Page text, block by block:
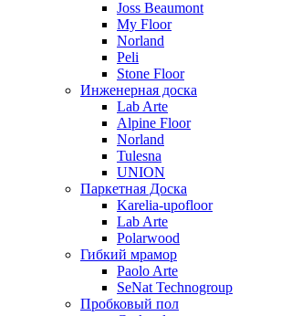
Joss Beaumont
My Floor
Norland
Peli
Stone Floor
Инженерная доска
Lab Arte
Alpine Floor
Norland
Tulesna
UNION
Паркетная Доска
Karelia-upofloor
Lab Arte
Polarwood
Гибкий мрамор
Paolo Arte
SeNat Technogroup
Пробковый пол